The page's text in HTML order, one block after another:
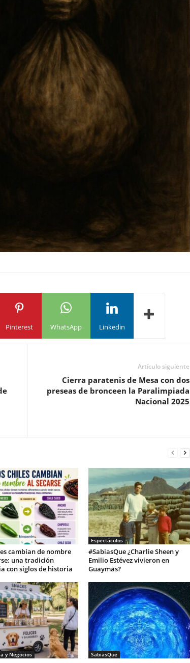
Pinterest WhatsApp Linkedin
Artículo siguiente
Cierra paratenis de Mesa con dos
preseas de bronceen la Paralimpiada
Nacional 2025
cambian de nombre
una tradición
con siglos de historia
Espectáculos
#SabiasQue ¿Charlie Sheen y
Emilio Estévez vivieron en
Guaymas?
y Negocios SabiasQue